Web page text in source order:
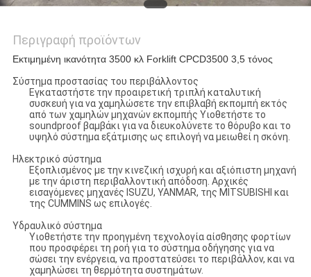
Περιγραφή προϊόντων
Εκτιμημένη ικανότητα 3500 κλ Forklift CPCD3500 3,5 τόνος
Σύστημα προστασίας του περιβάλλοντος
Εγκαταστήστε την προαιρετική τριπλή καταλυτική
συσκευή για να χαμηλώσετε την επιβλαβή εκπομπή εκτός
από των χαμηλών μηχανών εκπομπής Υιοθετήστε το
soundproof βαμβάκι για να διευκολύνετε το θόρυβο και το
υψηλό σύστημα εξάτμισης ως επιλογή να μειωθεί η σκόνη.
Ηλεκτρικό σύστημα
Εξοπλισμένος με την κινεζική ισχυρή και αξιόπιστη μηχανή
με την άριστη περιβαλλοντική απόδοση. Αρχικές
εισαγόμενες μηχανές ISUZU, YANMAR, της MITSUBISHI και
της CUMMINS ως επιλογές.
Υδραυλικό σύστημα
Υιοθετήστε την προηγμένη τεχνολογία αίσθησης φορτίων
που προσφέρει τη ροή για το σύστημα οδήγησης για να
σώσει την ενέργεια, να προστατεύσει το περιβάλλον, και να
χαμηλώσει τη θερμότητα συστημάτων.